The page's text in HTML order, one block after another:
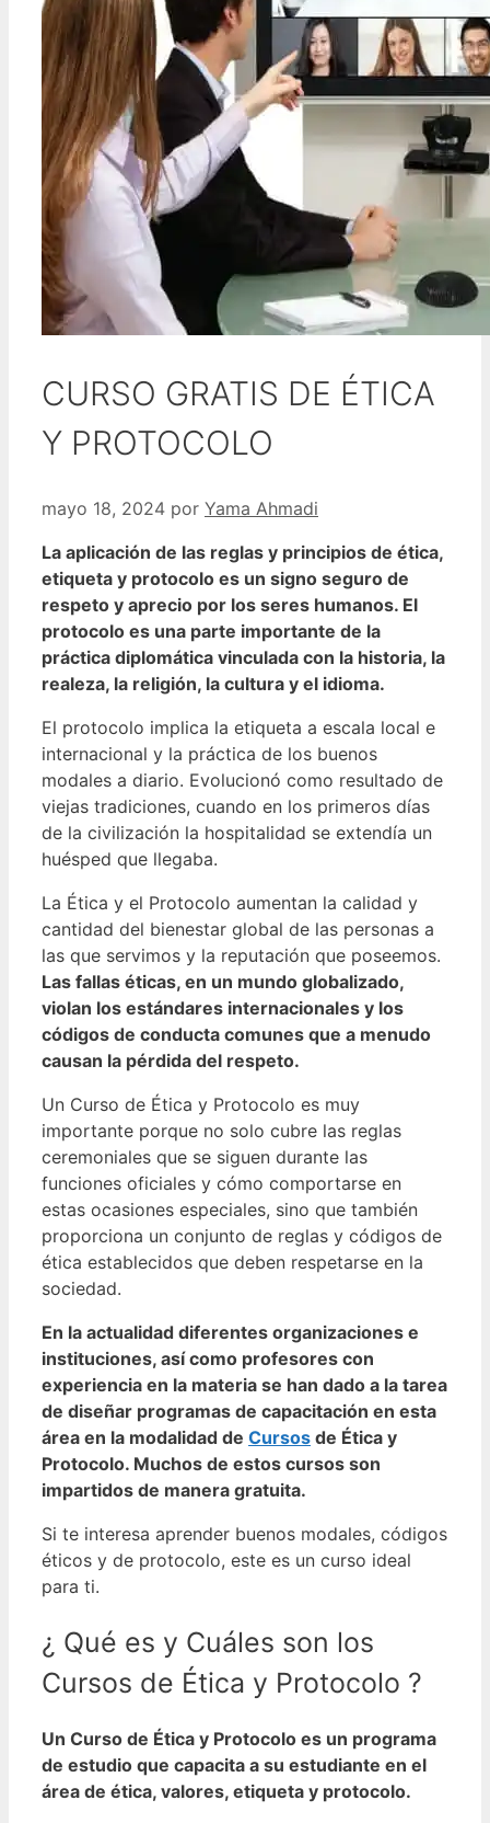
CURSO GRATIS DE ÉTICA
Y PROTOCOLO
mayo 18, 2024 por Yama Ahmadi
La aplicación de las reglas y principios de ética,
etiqueta y protocolo es un signo seguro de
respeto y aprecio por los seres humanos. El
protocolo es una parte importante de la
práctica diplomática vinculada con la historia, la
realeza, la religión, la cultura y el idioma.
El protocolo implica la etiqueta a escala local e
internacional y la práctica de los buenos
modales a diario. Evolucionó como resultado de
viejas tradiciones, cuando en los primeros días
de la civilización la hospitalidad se extendía un
huésped que llegaba.
La Ética y el Protocolo aumentan la calidad y
cantidad del bienestar global de las personas a
las que servimos y la reputación que poseemos.
Las fallas éticas, en un mundo globalizado,
violan los estándares internacionales y los
códigos de conducta comunes que a menudo
causan la pérdida del respeto.
Un Curso de Ética y Protocolo es muy
importante porque no solo cubre las reglas
ceremoniales que se siguen durante las
funciones oficiales y cómo comportarse en
estas ocasiones especiales, sino que también
proporciona un conjunto de reglas y códigos de
ética establecidos que deben respetarse en la
sociedad.
En la actualidad diferentes organizaciones e
instituciones, así como profesores con
experiencia en la materia se han dado a la tarea
de diseñar programas de capacitación en esta
área en la modalidad de Cursos de Ética y
Protocolo. Muchos de estos cursos son
impartidos de manera gratuita.
Si te interesa aprender buenos modales, códigos
éticos y de protocolo, este es un curso ideal
para ti.
¿ Qué es y Cuáles son los
Cursos de Ética y Protocolo ?
Un Curso de Ética y Protocolo es un programa
de estudio que capacita a su estudiante en el
área de ética, valores, etiqueta y protocolo.